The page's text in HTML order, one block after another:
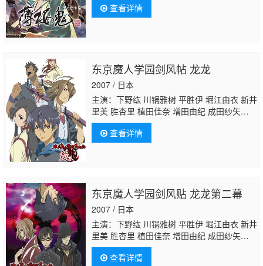
查看详情
东京魔人学园剑风帖 龙龙
2007 / 日本
主演：下野纮 川锅雅树 平胜伊 堀江由衣 新井
里美 胜杏里 植田佳奈 增田由纪 成田纱矢
香 关口英司 四宫豪 山崎满 小野凉子
加濑康之
查看详情
东京魔人学园剑风贴 龙龙第二幕
2007 / 日本
主演：下野纮 川锅雅树 平胜伊 堀江由衣 新井
里美 胜杏里 植田佳奈 增田由纪 成田纱矢
香 关口英司 四宫豪 山崎满 小野凉子
加濑康之
查看详情